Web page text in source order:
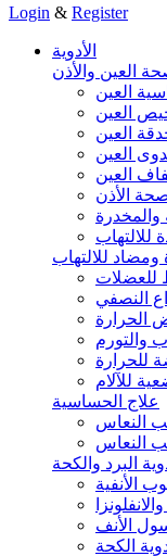
Login & Register
الأدوية
العين والأذن
العين
العين
العين
العين
العين
الأذن
للالتهاب
النصفي
الحرارة
والتورم
للحرارة
للآلام
علاج الحساسية
النعاس
النعاس
البرد والكحة
الأنفية
الأنف
الكحة